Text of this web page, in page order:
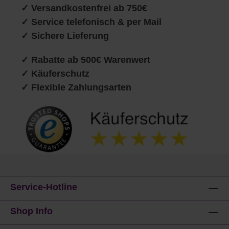
✓ Versandkostenfrei ab 750€
✓ Service telefonisch & per Mail
✓ Sichere Lieferung
✓ Rabatte ab 500€ Warenwert
✓ Käuferschutz
✓ Flexible Zahlungsarten
Service-Hotline
Shop Info